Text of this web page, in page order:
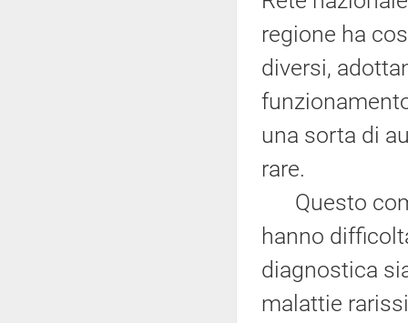
regione ha
diversi,
una sorta di
rare.
Questo
hanno
diagnostica
malattie